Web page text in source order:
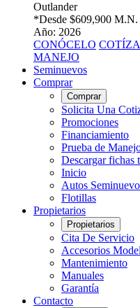
Outlander
*Desde $609,900 M.N.
Año: 2026
CONÓCELO
MANEJO
Seminuevos
Comprar
Comprar
Solicita Una
Promociones
Financiamiento
Prueba de
Descargar fichas
Inicio
Autos
Flotillas
Propietarios
Propietarios
Cita De Servicio
Accesorios
Mantenimiento
Manuales
Garantía
Contacto